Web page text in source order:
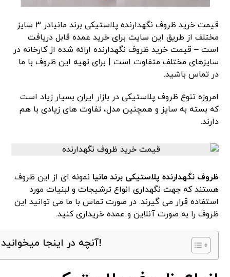
قیمت خرید ظروف نگهدارنده پلاستیکی برند مانیادر ۳ سایز
مختلف از طریق این سایت برای خرید عمده قابل دریافت
است – قیمت خرید ظروف نگهدارنده ارائه شده از کارخانه در
سایزهای مختلف متفاوت است | برای تهیه این ظروف با ما
در تماس باشید.
امروزه تنوع ظروف پلاستیکی در بازار ایران بسیار زیاد است
که بسته به سایز و همچنین مدل، تفاوت های زیادی با هم
دارند.
ظروف نگهدارنده پلاستیکی برند مانیا نمونه ای از این ظروف
هستند که جهت نگهداری انواع ترشیجات و لبنیات مورد
استفاده قرار می گیرند. در صورت تماس با ما می توانید این
ظروف را به صورت آنلاین و عمده خریداری کنید.
آنچه در اینجا میخوانید!